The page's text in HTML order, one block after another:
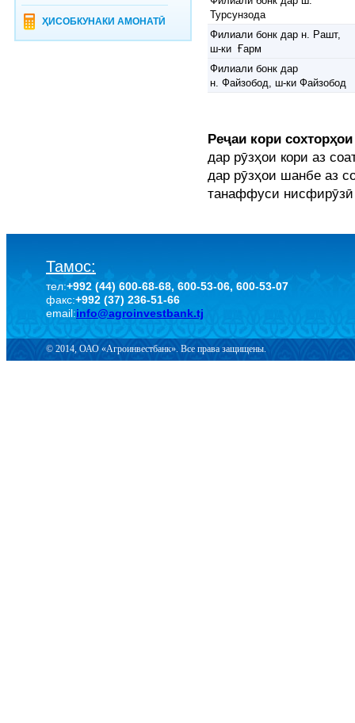
ҲИСОБКУНАКИ АМОНАТӢ
Турсунзода
Филиали бонк дар н. Рашт,
ш-ки Ғарм
Филиали бонк дар
н. Файзобод, ш-ки Файзобод
Реҷаи кори
дар рӯзҳои кори аз
дар рӯзҳои шанбе аз
танаффуси нисфирӯзӣ
Тамос:
тел:+992 (44) 600-68-68, 600-53-06, 600-53-07
факс:+992 (37) 236-51-66
email:info@agroinvestbank.tj
© 2014, ОАО «Агроинвестбанк». Все права защищены.